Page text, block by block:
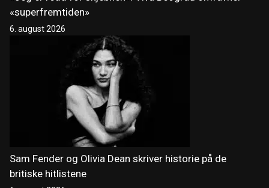
«superfremtiden»
6. august 2026
Sam Fender og Olivia Dean skriver historie på de
britiske hitlistene